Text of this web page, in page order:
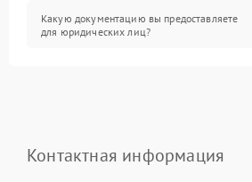
Какую документацию вы предоставляете
для юридических лиц?
Контактная информация